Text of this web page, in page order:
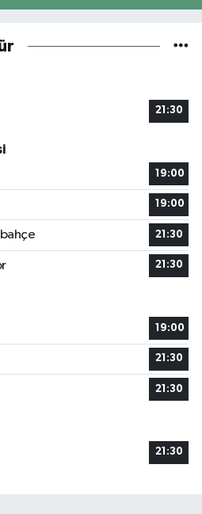
21:30
19:00
19:00
21:30
21:30
19:00
21:30
21:30
21:30